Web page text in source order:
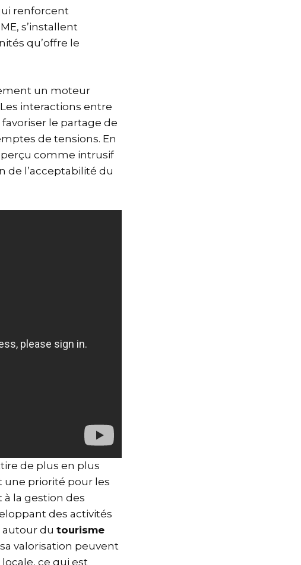
renforcent
s’installent
qu’offre le
un moteur
interactions entre
le partage de
de tensions. En
comme intrusif
de l’acceptabilité du
de plus en plus
une priorité pour les
la gestion des
des activités
autour du tourisme
valorisation peuvent
ce qui est